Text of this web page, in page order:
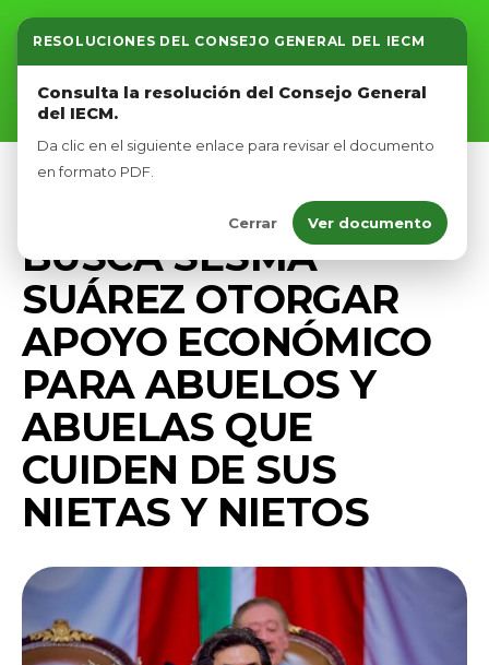
RESOLUCIONES DEL CONSEJO GENERAL DEL IECM
Consulta la resolución del Consejo General
del IECM.
Da clic en el siguiente enlace para revisar el documento
en formato PDF.
Cerrar Ver documento
Inicio
Nosotros
Afíliate
BUSCA SESMA
SUÁREZ OTORGAR
APOYO ECONÓMICO
PARA ABUELOS Y
ABUELAS QUE
CUIDEN DE SUS
NIETAS Y NIETOS